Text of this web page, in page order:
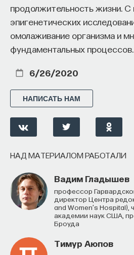
продолжительность жизни.
эпигенетических
омолаживание организма и
фундаментальных процессов.
6/26/2020
НАПИСАТЬ НАМ
НАД МАТЕРИАЛОМ РАБОТАЛИ
Вадим Гладышев
профессор Гарвардской медицинской школы,
директор Центра
and Women’s Hospital),
академии наук США,
Броуда
Тимур Аюпов